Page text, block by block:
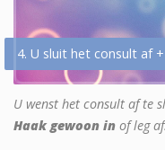
4. U sluit het consult af +
U wenst het consult af te
Haak gewoon in of leg af.